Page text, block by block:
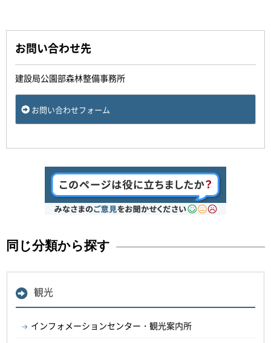
お問い合わせ先
建設局公園部森林整備事務所
お問い合わせフォーム
同じ分類から探す
観光
インフォメーションセンター・観光案内所